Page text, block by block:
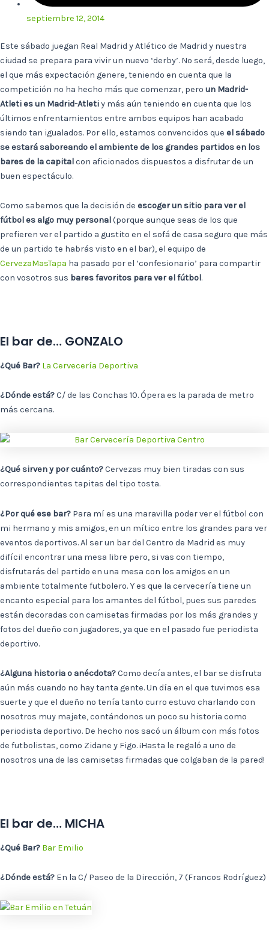
septiembre 12, 2014
Este sábado juegan Real Madrid y Atlético de Madrid y nuestra
ciudad se prepara para vivir un nuevo ‘derby’. No será, desde luego,
el que más expectación genere, teniendo en cuenta que la
competición no ha hecho más que comenzar, pero un Madrid-
Atleti es un Madrid-Atletiy más aún teniendo en cuenta que los
últimos enfrentamientos entre ambos equipos han acabado
siendo tan igualados. Por ello, estamos convencidos que el sábado
se estará saboreando el ambiente de los grandes partidos en los
bares de la capitalcon aficionados dispuestos a disfrutar de un
buen espectáculo.
Como sabemos que la decisión de escoger un sitio para ver el
fútbol es algo muy personal(porque aunque seas de los que
prefieren ver el partido a gustito en el sofá de casa seguro que más
de un partido te habrás visto en el bar), el equipo de
CervezaMasTapa ha pasado por el ‘confesionario’ para compartir
con vosotros sus bares favoritos para ver el fútbol.
El bar de… GONZALO
¿Qué Bar? La Cervecería Deportiva
¿Dónde está?C/ de las Conchas 10. Ópera es la parada de metro
más cercana.
¿Qué sirven y por cuánto?Cervezas muy bien tiradas con sus
correspondientes tapitas del tipo tosta.
¿Por qué ese bar? Para mí es una maravilla poder ver el fútbol con
mi hermano y mis amigos, en un mítico entre los grandes para ver
eventos deportivos. Al ser un bar del Centro de Madrid es muy
difícil encontrar una mesa libre pero, si vas con tiempo,
disfrutarás del partido en una mesa con los amigos en un
ambiente totalmente futbolero. Y es que la cervecería tiene un
encanto especial para los amantes del fútbol, pues sus paredes
están decoradas con camisetas firmadas por los más grandes y
fotos del dueño con jugadores, ya que en el pasado fue periodista
deportivo.
¿Alguna historia o anécdota?Como decía antes, el bar se disfruta
aún más cuando no hay tanta gente. Un día en el que tuvimos esa
suerte y que el dueño no tenía tanto curro estuvo charlando con
nosotros muy majete, contándonos un poco su historia como
periodista deportivo. De hecho nos sacó un álbum con más fotos
de futbolistas, como Zidane y Figo. ¡Hasta le regaló a uno de
nosotros una de las camisetas firmadas que colgaban de la pared!
El bar de… MICHA
¿Qué Bar? Bar Emilio
¿Dónde está? En la C/ Paseo de la Dirección, 7 (Francos Rodríguez)